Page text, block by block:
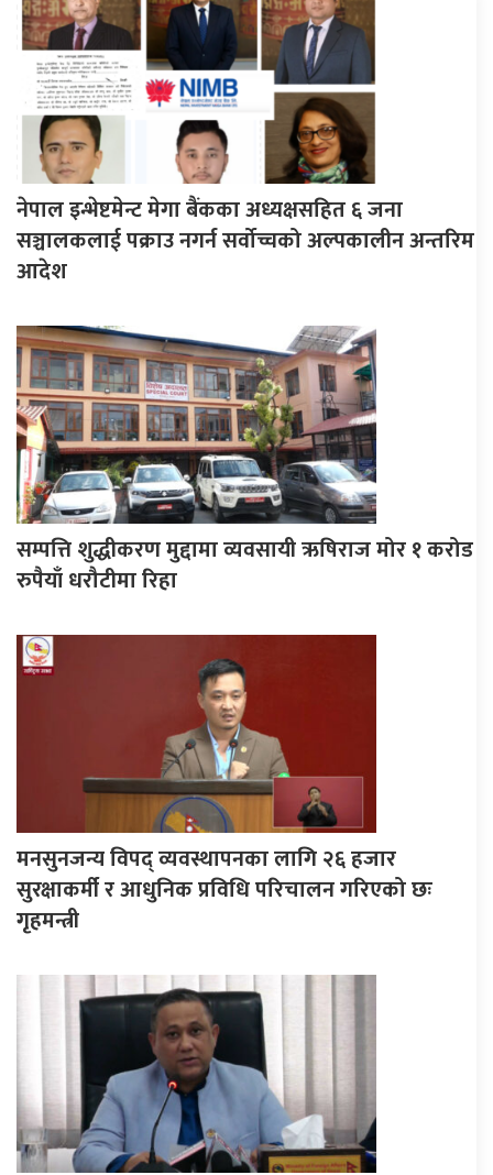
नेपाल इन्भेष्टमेन्ट मेगा बैंकका अध्यक्षसहित ६ जना
सञ्चालकलाई पक्राउ नगर्न सर्वोच्चको अल्पकालीन अन्तरिम
आदेश
सम्पत्ति शुद्धीकरण मुद्दामा व्यवसायी ऋषिराज मोर १ करोड
रुपैयाँ धरौटीमा रिहा
मनसुनजन्य विपद् व्यवस्थापनका लागि २६ हजार
सुरक्षाकर्मी र आधुनिक प्रविधि परिचालन गरिएको छः
गृहमन्त्री